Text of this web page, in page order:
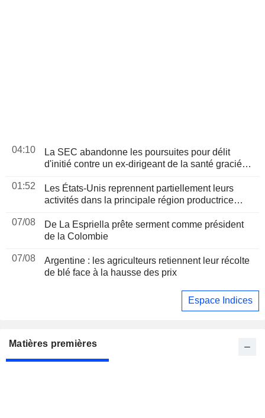
04:10
La SEC abandonne les poursuites pour délit
d'initié contre un ex-dirigeant de la santé gracié
01:52
Les États-Unis reprennent partiellement leurs
activités dans la principale région productrice
07/08
De La Espriella prête serment comme président
de la Colombie
07/08
Argentine : les agriculteurs retiennent leur récolte
de blé face à la hausse des prix
Espace Indices
Matières premières